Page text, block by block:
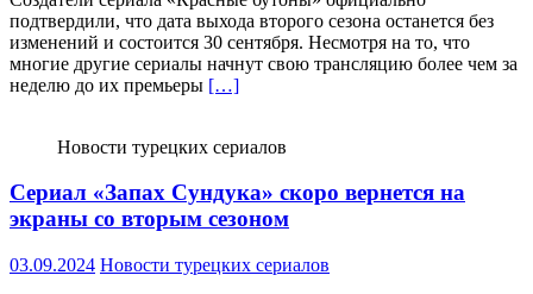
подтвердили, что дата выхода второго сезона останется без
изменений и состоится 30 сентября. Несмотря на то, что
многие другие сериалы начнут свою трансляцию более чем за
неделю до их премьеры […]
Новости турецких сериалов
Сериал «Запах Сундука» скоро вернется на
экраны со вторым сезоном
03.09.2024 Новости турецких сериалов